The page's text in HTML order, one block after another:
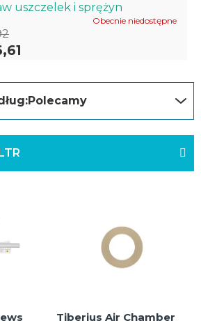
uszczelek i sprężyn
Obecnie niedostępne
Polecamy
Tiberius Air Chamber